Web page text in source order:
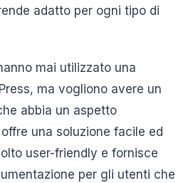
adatto per ogni tipo di
mai utilizzato una
ma vogliono avere un
abbia un aspetto
una soluzione facile ed
user-friendly e fornisce
per gli utenti che